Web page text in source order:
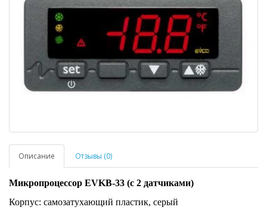
Описание Отзывы (0)
Микропроцессор EVKB-33 (с 2 датчиками)
Корпус: самозатухающий пластик, серый